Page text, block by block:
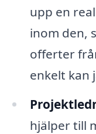
upp en
inom den,
offerter
enkelt kan
hjälper till